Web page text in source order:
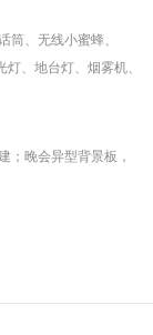
筒、无线小蜜蜂、
、地台灯、烟雾机、
；晚会异型背景板，